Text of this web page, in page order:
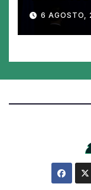
avance
6 AGOSTO,